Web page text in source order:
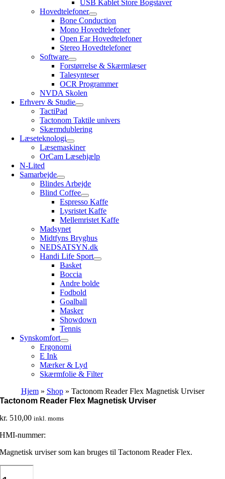
USB Kablet Store Bogstaver
Hovedtelefoner
Bone Conduction
Mono Hovedtelefoner
Open Ear Hovedtelefoner
Stereo Hovedtelefoner
Software
Forstørrelse & Skærmlæser
Talesynteser
OCR Programmer
NVDA Skolen
Erhverv & Studie
TactiPad
Tactonom Taktile univers
Skærmdublering
Læseteknologi
Læsemaskiner
OrCam Læsehjælp
N-Lited
Samarbejde
Blindes Arbejde
Blind Coffee
Espresso Kaffe
Lysristet Kaffe
Mellemristet Kaffe
Madsynet
Midtfyns Bryghus
NEDSATSYN.dk
Handi Life Sport
Basket
Boccia
Andre bolde
Fodbold
Goalball
Masker
Showdown
Tennis
Synskomfort
Ergonomi
E Ink
Mærker & Lyd
Skærmfolie & Filter
Hjem» Shop» Tactonom Reader Flex Magnetisk Urviser
Tactonom Reader Flex Magnetisk Urviser
kr. 510,00 inkl. moms
HMI-nummer:
Magnetisk urviser som kan bruges til Tactonom Reader Flex.